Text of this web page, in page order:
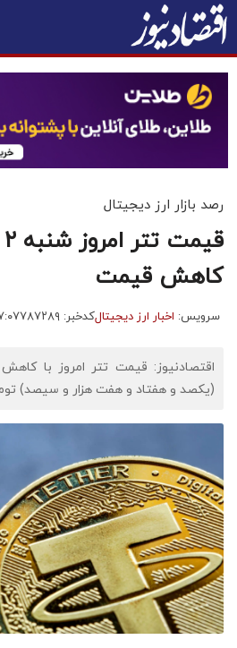
رصد بازار ارز دیجیتال
کاهش قیمت
سرویس: اخبار ارز دیجیتالکدخبر: ۷۸۷۲۸۹
(یکصد و هفتاد و هفت هزار و سیصد)